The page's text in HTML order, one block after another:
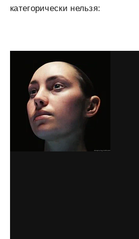
категорически нельзя: